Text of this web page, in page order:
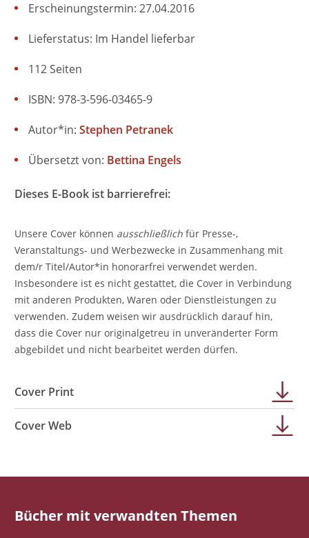
Übersetzt von: Bettina Engels
Erscheinungstermin: 27.04.2016
Lieferstatus: Im Handel lieferbar
ISBN: 978-3-596-03465-9
112 Seiten
Autor*in: Stephen Petranek
Dieses E-Book ist barrierefrei:
Unsere Cover können ausschließlichfür Presse-,
Veranstaltungs- und Werbezwecke in Zusammenhang mit
dem/r Titel/Autor*in honorarfrei verwendet werden.
Insbesondere ist es nicht gestattet, die Cover in Verbindung
mit anderen Produkten, Waren oder Dienstleistungen zu
verwenden. Zudem weisen wir ausdrücklich darauf hin,
dass die Cover nur originalgetreu in unveränderter Form
abgebildet und nicht bearbeitet werden dürfen.
Cover Print
Cover Web
Bücher mit verwandten Themen